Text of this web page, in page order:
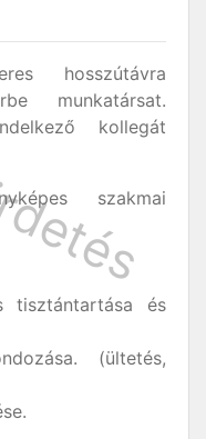
hosszútávra
munkatársat.
kollegát
szakmai
tisztántartása és
(ültetés,